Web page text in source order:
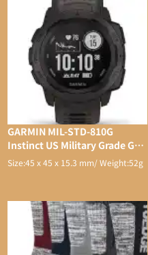
GARMIN MIL-STD-810G
Instinct US Military Grade GPS
Watch
Size:45 x 45 x 15.3 mm/ Weight:52g